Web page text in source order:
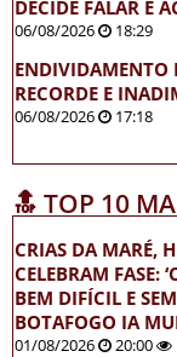
DECIDE FALAR E
06/08/2026 18:29
ENDIVIDAMENTO
RECORDE E
06/08/2026 17:18
🔝 TOP 10
CRIAS DA MARÉ,
CELEBRAM FASE:
BEM DIFÍCIL E
BOTAFOGO IA
01/08/2026 20:00